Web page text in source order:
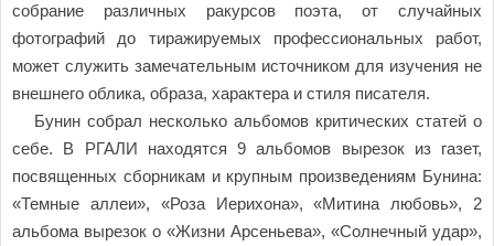
собрание различных ракурсов поэта, от случайных
фотографий до тиражируемых профессиональных работ,
может служить замечательным источником для изучения не
внешнего облика, образа, характера и стиля писателя.
Бунин собрал несколько альбомов критических статей о
себе. В РГАЛИ находятся 9 альбомов вырезок из газет,
посвященных сборникам и крупным произведениям Бунина:
«Темные аллеи», «Роза Иерихона», «Митина любовь», 2
альбома вырезок о «Жизни Арсеньева», «Солнечный удар»,